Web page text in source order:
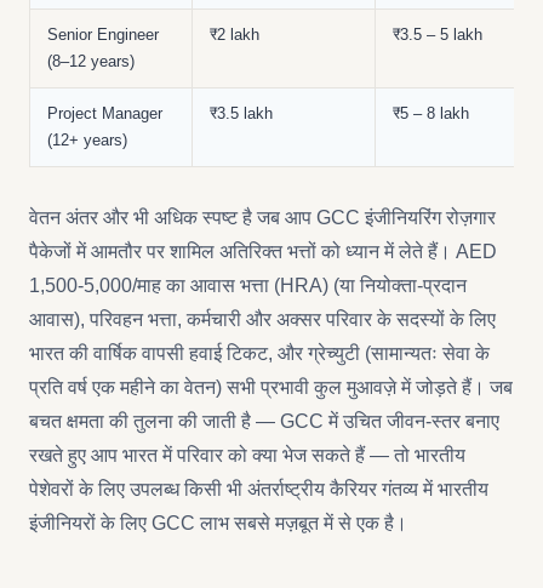
Senior Engineer
(8–12 years)
₹2 lakh ₹3.5 – 5 lakh
Project Manager
(12+ years)
₹3.5 lakh ₹5 – 8 lakh
वेतन अंतर और भी अधिक स्पष्ट है जब आप GCC इंजीनियरिंग रोज़गार
पैकेजों में आमतौर पर शामिल अतिरिक्त भत्तों को ध्यान में लेते हैं। AED
1,500-5,000/माह का आवास भत्ता (HRA) (या नियोक्ता-प्रदान
आवास), परिवहन भत्ता, कर्मचारी और अक्सर परिवार के सदस्यों के लिए
भारत की वार्षिक वापसी हवाई टिकट, और ग्रेच्युटी (सामान्यतः सेवा के
प्रति वर्ष एक महीने का वेतन) सभी प्रभावी कुल मुआवज़े में जोड़ते हैं। जब
बचत क्षमता की तुलना की जाती है — GCC में उचित जीवन-स्तर बनाए
रखते हुए आप भारत में परिवार को क्या भेज सकते हैं — तो भारतीय
पेशेवरों के लिए उपलब्ध किसी भी अंतर्राष्ट्रीय कैरियर गंतव्य में भारतीय
इंजीनियरों के लिए GCC लाभ सबसे मज़बूत में से एक है।